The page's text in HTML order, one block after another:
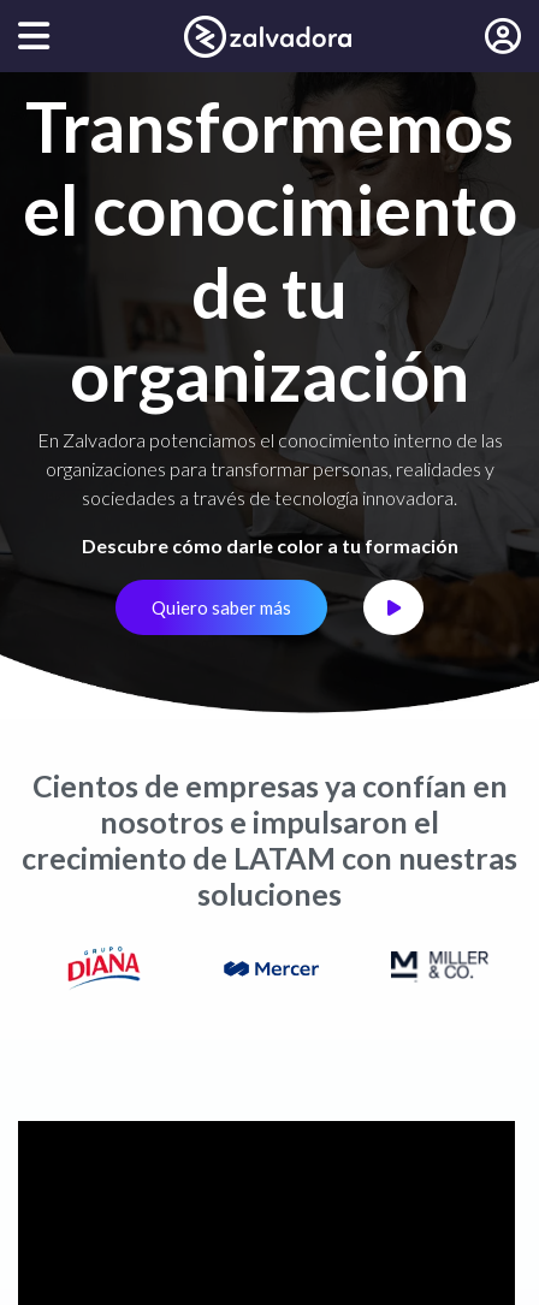
Transformemos
el conocimiento
de tu
organización
En Zalvadora potenciamos el conocimiento interno de las
organizaciones para transformar personas, realidades y
sociedades a través de tecnología innovadora.
Descubre cómo darle color a tu formación
Quiero saber más
Cientos de empresas ya confían en
nosotros e impulsaron el
crecimiento de LATAM con nuestras
soluciones